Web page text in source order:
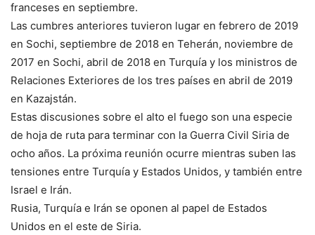
franceses en septiembre.
Las cumbres anteriores tuvieron lugar en febrero de 2019
en Sochi, septiembre de 2018 en Teherán, noviembre de
2017 en Sochi, abril de 2018 en Turquía y los ministros de
Relaciones Exteriores de los tres países en abril de 2019
en Kazajstán.
Estas discusiones sobre el alto el fuego son una especie
de hoja de ruta para terminar con la Guerra Civil Siria de
ocho años. La próxima reunión ocurre mientras suben las
tensiones entre Turquía y Estados Unidos, y también entre
Israel e Irán.
Rusia, Turquía e Irán se oponen al papel de Estados
Unidos en el este de Siria.